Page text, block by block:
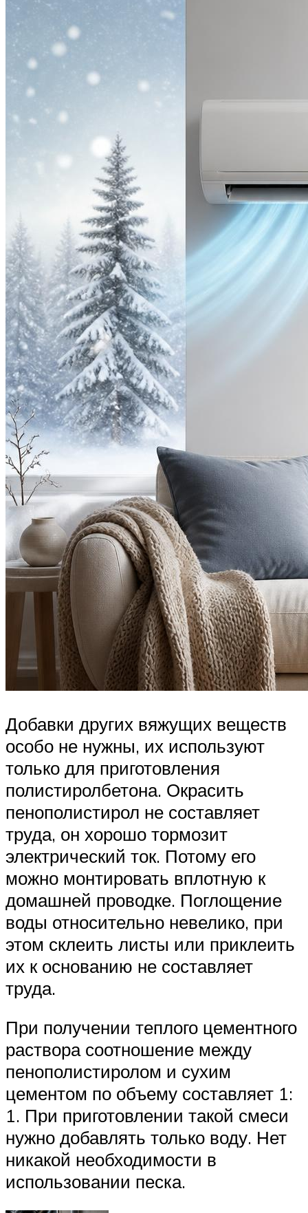
Добавки других вяжущих веществ
особо не нужны, их используют
только для приготовления
полистиролбетона. Окрасить
пенополистирол не составляет
труда, он хорошо тормозит
электрический ток. Потому его
можно монтировать вплотную к
домашней проводке. Поглощение
воды относительно невелико, при
этом склеить листы или приклеить
их к основанию не составляет
труда.
При получении теплого цементного
раствора соотношение между
пенополистиролом и сухим
цементом по объему составляет 1:
1. При приготовлении такой смеси
нужно добавлять только воду. Нет
никакой необходимости в
использовании песка.